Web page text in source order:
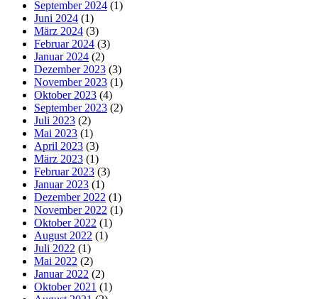
September 2024 (1)
Juni 2024 (1)
März 2024 (3)
Februar 2024 (3)
Januar 2024 (2)
Dezember 2023 (3)
November 2023 (1)
Oktober 2023 (4)
September 2023 (2)
Juli 2023 (2)
Mai 2023 (1)
April 2023 (3)
März 2023 (1)
Februar 2023 (3)
Januar 2023 (1)
Dezember 2022 (1)
November 2022 (1)
Oktober 2022 (1)
August 2022 (1)
Juli 2022 (1)
Mai 2022 (2)
Januar 2022 (2)
Oktober 2021 (1)